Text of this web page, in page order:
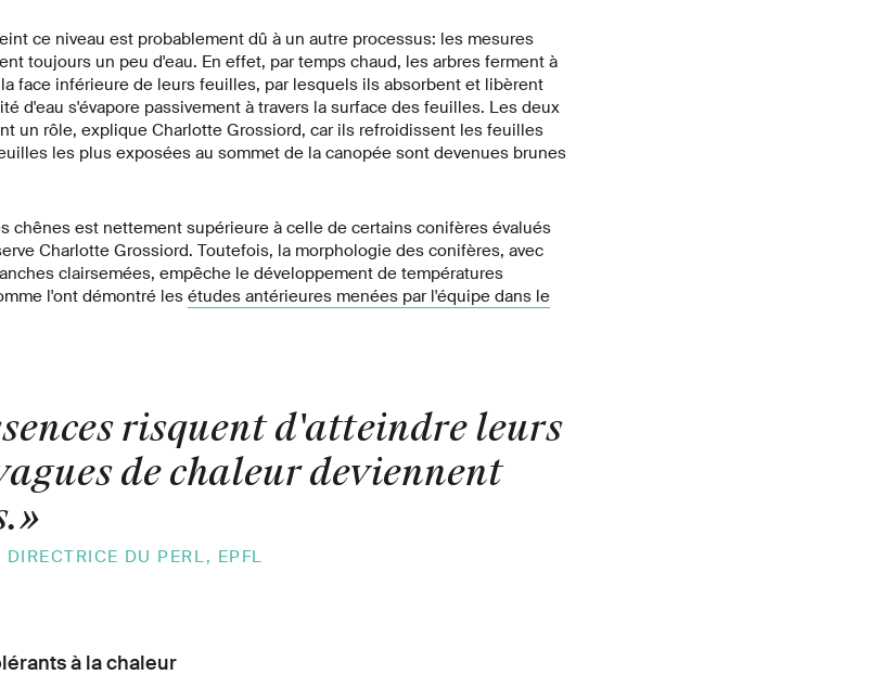
ce niveau est probablement dû à un autre processus: les mesures
toujours un peu d'eau. En effet, par temps chaud, les arbres ferment à
face inférieure de leurs feuilles, par lesquels ils absorbent et libèrent
d'eau s'évapore passivement à travers la surface des feuilles. Les deux
un rôle, explique Charlotte Grossiord, car ils refroidissent les feuilles
les plus exposées au sommet de la canopée sont devenues brunes
chênes est nettement supérieure à celle de certains conifères évalués
Charlotte Grossiord. Toutefois, la morphologie des conifères, avec
clairsemées, empêche le développement de températures
l'ont démontré les études antérieures menées par l'équipe dans le
risquent d'atteindre leurs
de chaleur deviennent
»
DU PERL, EPFL
à la chaleur